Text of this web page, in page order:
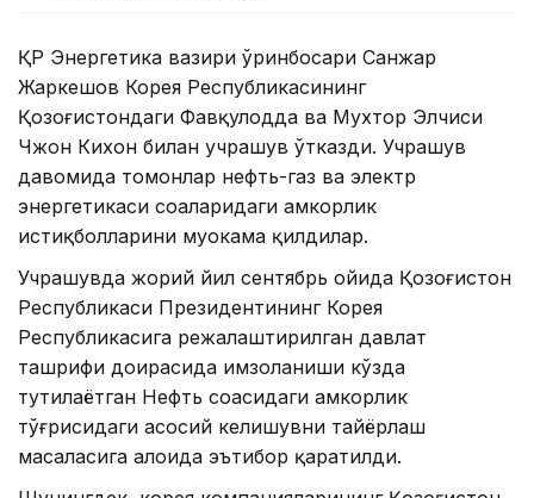
ҚР Энергетика вазири ўринбосари Санжар
Жаркешов Корея Республикасининг
Қозоғистондаги Фавқулодда ва Мухтор Элчиси
Чжон Кихон билан учрашув ўтказди. Учрашув
давомида томонлар нефть-газ ва электр
энергетикаси соҳаларидаги ҳамкорлик
истиқболларини муҳокама қилдилар.
Учрашувда жорий йил сентябрь ойида Қозоғистон
Республикаси Президентининг Корея
Республикасига режалаштирилган давлат
ташрифи доирасида имзоланиши кўзда
тутилаётган Нефть соҳасидаги ҳамкорлик
тўғрисидаги асосий келишувни тайёрлаш
масаласига алоҳида эътибор қаратилди.